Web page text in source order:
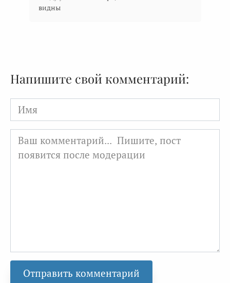
видны
Напишите свой комментарий:
Имя